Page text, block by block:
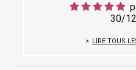
30/
LIRE TOUS